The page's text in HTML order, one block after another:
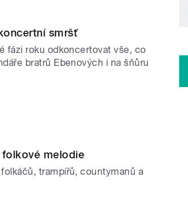
smršť
fázi roku odkoncertovat vše, co
bratrů Ebenových i na šňůru
melodie
trampířů, countymanů a